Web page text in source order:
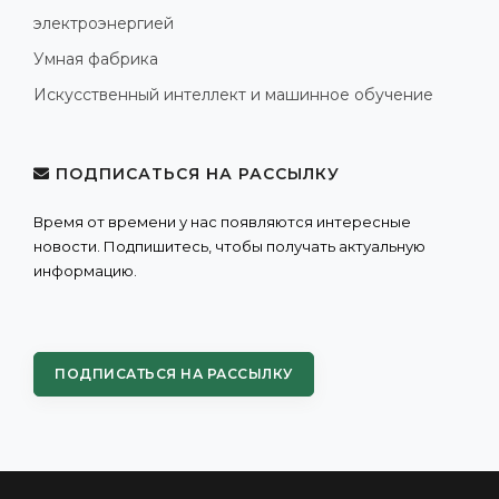
электроэнергией
Умная фабрика
Искусственный интеллект и машинное обучение
ПОДПИСАТЬСЯ НА РАССЫЛКУ
Время от времени у нас появляются интересные
новости. Подпишитесь, чтобы получать актуальную
информацию.
ПОДПИСАТЬСЯ НА РАССЫЛКУ